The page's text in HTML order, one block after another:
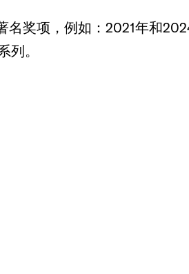
名奖项，例如：2021年和
。